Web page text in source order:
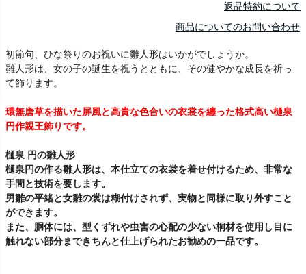
返品特約について
商品についてのお問い合わせ
初節句、ひな祭りのお祝いに雛人形はいかがでしょうか。
雛人形は、女の子の誕生を祝うとともに、その健やかな成長を祈っ
て飾ります。
環無唐草を描いた屏風と高貴な色合いの衣裳を纏った格式高い樋泉
円作親王飾りです。
樋泉 円の雛人形
樋泉円の作る雛人形は、本仕立ての衣裳を着せ付けるため、非常な
手間と技術を要します。
男雛の平緒と女雛の裳は糊付けされず、実物と同様に取り外すこと
ができます。
また、胴体には、型くずれや虫害の心配の少ない桐材を使用し目に
触れない部分まできちんと仕上げられたお勧めの一品です。